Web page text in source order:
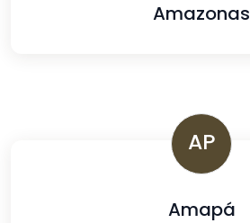
Amazonas
AP
Amapá